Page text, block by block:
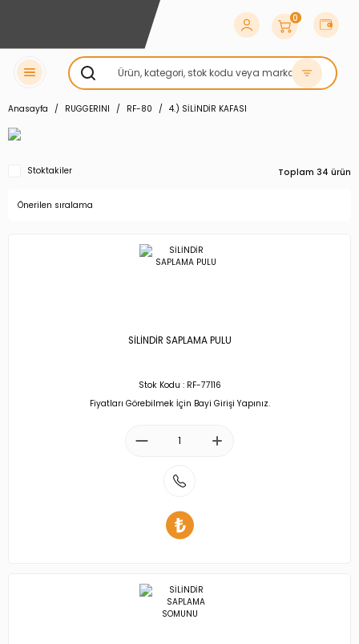
0
Anasayfa RUGGERINI RF-80 4.) SİLİNDİR KAFASI
Stoktakiler Toplam 34 ürün
SİLİNDİR SAPLAMA PULU
Stok Kodu : RF-77116
Fiyatları Görebilmek İçin Bayi Girişi Yapınız.